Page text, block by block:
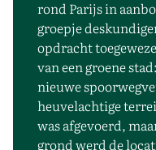
rond Parijs in
groepje
opdracht
van een groene
nieuwe
heuvelachtige
was afgevoerd,
grond werd de